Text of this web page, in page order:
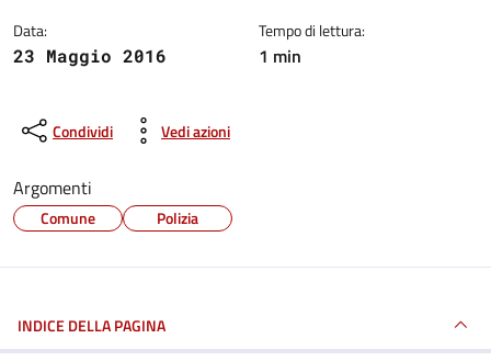
Data:
23 Maggio 2016
Tempo di lettura:
1 min
Condividi Vedi azioni
Argomenti
Comune Polizia
INDICE DELLA PAGINA